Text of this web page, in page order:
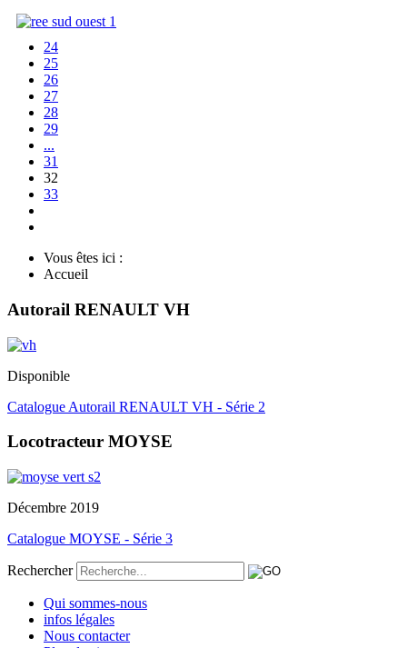
24
25
26
27
28
29
...
31
32
33
Vous êtes ici :
Accueil
Autorail RENAULT VH
Disponible
Catalogue Autorail RENAULT VH - Série 2
Locotracteur MOYSE
Décembre 2019
Catalogue MOYSE - Série 3
Rechercher
Qui sommes-nous
infos légales
Nous contacter